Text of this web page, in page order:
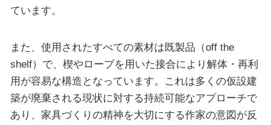
ています。
また、使用されたすべての素材は既製品（off the
shelf）で、楔やロープを用いた接合により解体・再利
用が容易な構造となっています。これは多くの仮設建
築が廃棄される現状に対する持続可能なアプローチで
あり、家具づくりの精神を大切にする作家の意図が反